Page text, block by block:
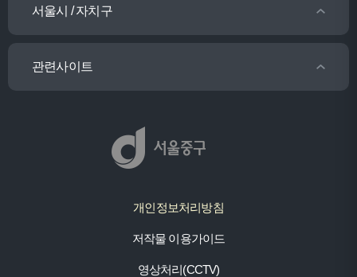
서울시 / 자치구
관련사이트
개인정보처리방침
저작물 이용가이드
영상처리(CCTV)